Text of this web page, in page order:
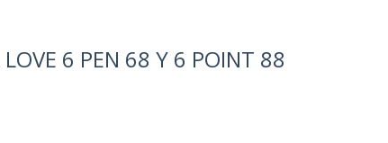
LOVE 6 PEN 68 Y 6 POINT 88